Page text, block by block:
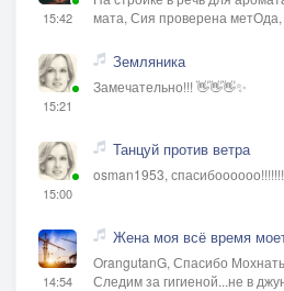
15:42
мата, Сия проверена метОда,
15:21
Земляника
Замечательно!!! 👋👋👋✨
15:00
Танцуй против ветра
osman1953,
14:54
Жена моя всё время
OrangutanG, Спасибо
Следим за гигиеной...не в